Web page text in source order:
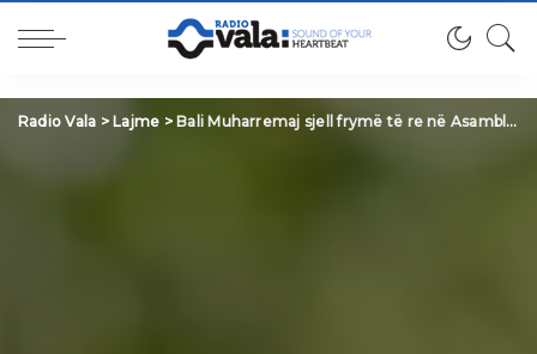
Radio Vala > Lajme > Bali Muharremaj sjell frymë të re në Asamble Klodiana Lumi, zëri i kujdesit nga Bllaca